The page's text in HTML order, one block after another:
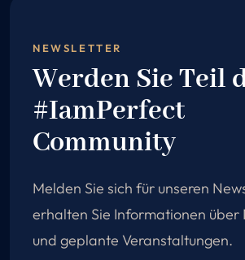
NEWSLETTER
Werden Sie Teil
#IamPerfect
Community
Melden Sie sich für unseren
erhalten Sie Informationen über
und geplante Veranstaltungen.